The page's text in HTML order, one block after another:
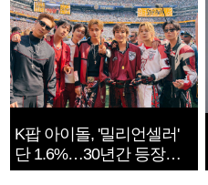
K팝 아이돌, '밀리언셀러'
단 1.6%…30년간 등장
1182개팀 전수조사